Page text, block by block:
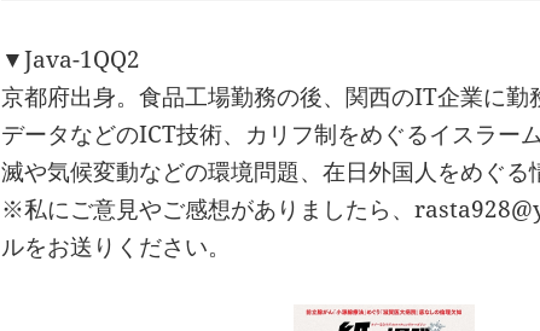
▼Java-1QQ2
京都府出身。食品工場勤務の後、関西のIT企業に
データなどのICT技術、カリフ制をめぐるイスラー
滅や気候変動などの環境問題、在日外国人をめぐる
※私にご意見やご感想がありましたら、
ルをお送りください。